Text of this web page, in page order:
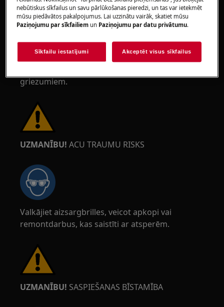
Vienmēr esiet uzmanīgi, pārvietojot sadzīves
diviem cilvēkiem. Vienmēr lietojiet drošības
cimdus un drošības apavus. Nēsājiet drošības
griezumiem.
UZMANĪBU! ACU TRAUMU RISKS
Valkājiet aizsargbrilles, veicot apkopi vai
remontdarbus, kas saistīti ar atsperēm.
UZMANĪBU! SASPIEŠANAS BĪSTAMĪBA
nebūtiskus sīkfailus un savu pārlūkošanas pieredzi, un tas var ietekmēt
mūsu piedāvātos pakalpojumus. Lai uzzinātu vairāk, skatiet mūsu
Paziņojumu par sīkfailiem un Paziņojumu par datu privātumu.
Sīkfailu iestatījumi Akceptēt visus sīkfailus